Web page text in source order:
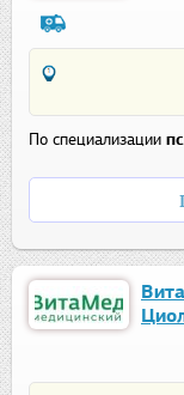
По специализации